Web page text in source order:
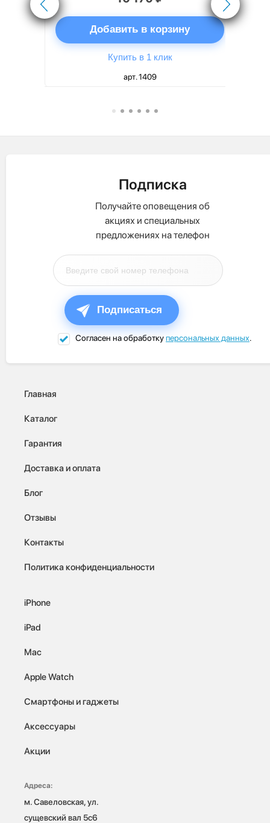
Добавить в корзину
Купить в 1 клик
арт. 1409
Подписка
Получайте оповещения об
акциях и специальных
предложениях на телефон
Подписаться
Согласен на обработкуперсональных данных.
Главная
Каталог
Гарантия
Доставка и оплата
Блог
Отзывы
Контакты
Политика конфиденциальности
iPhone
iPad
Mac
Apple Watch
Смартфоны и гаджеты
Аксессуары
Акции
Адреса:
м. Савеловская, ул.
сущевский вал 5с6